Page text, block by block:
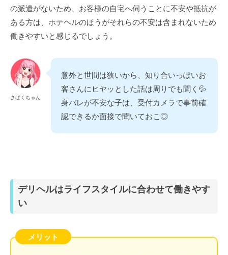
の派遣がないため、お客様の自宅へ伺うことに不安や抵抗が
ある方は、ホテヘルのほうがそれらの不安は含まれないため
働きやすいと感じるでしょう。
さばくちゃん
意外と世間は狭いから、知り合いっぽいお
客さんにヒヤッとした話は周りでも聞く💦
身バレが不安な子は、受付カメラで事前確
認できるか面接で聞いておこ◎
デリヘルはライフスタイルに合わせて働きやす
い
メリット